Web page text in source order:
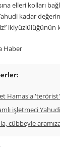
elleri kolları
kadar
ikiyüzlülüğünün
Haber
Hamas'a
işletmeci
cübbeyle